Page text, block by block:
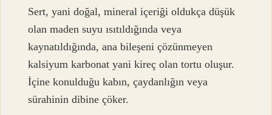
Sert, yani doğal, mineral içeriği oldukça düşük
olan maden suyu ısıtıldığında veya
kaynatıldığında, ana bileşeni çözünmeyen
kalsiyum karbonat yani kireç olan tortu oluşur.
İçine konulduğu kabın, çaydanlığın veya
sürahinin dibine çöker.